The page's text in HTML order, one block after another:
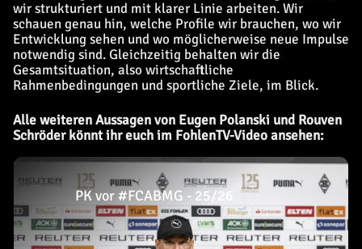
wir strukturiert und mit klarer Linie arbeiten. Wir
schauen genau hin, welche Profile wir brauchen, wo wir
Entwicklung sehen und wo möglicherweise neue Impulse
notwendig sind. Gleichzeitig behalten wir die
Gesamtsituation, also wirtschaftliche
Rahmenbedingungen und sportliche Ziele, im Blick.
Alle weiteren Aussagen von Eugen Polanski und Rouven
Schröder könnt ihr euch im FohlenTV-Video ansehen:
PK vor #FCABMG - 25/26